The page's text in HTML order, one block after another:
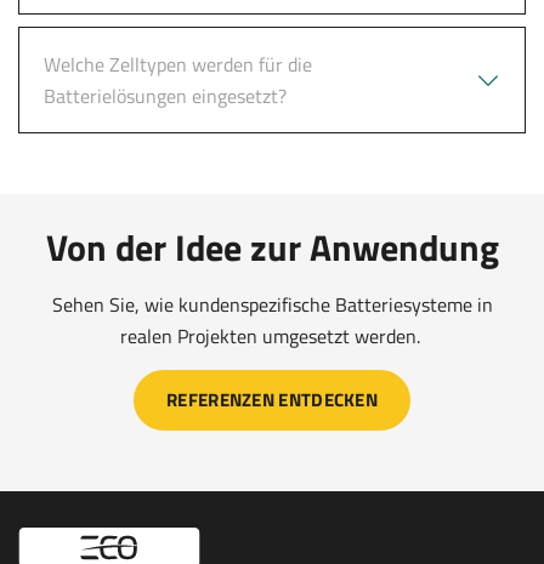
Welche Zelltypen werden für die
Batterielösungen eingesetzt?
Von der Idee zur Anwendung
Sehen Sie, wie kundenspezifische Batteriesysteme in
realen Projekten umgesetzt werden.
REFERENZEN ENTDECKEN